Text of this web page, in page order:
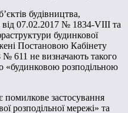
будівництва,
від 07.02.2017 № 1834-VIII та
будинкової
Постановою Кабінету
№ 611 не визначають такого
розподільною
застосування
розподільної мережі» та